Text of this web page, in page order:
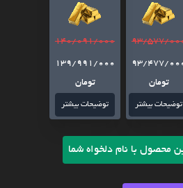
93/577/
93/477/
تومان
توضیحات بیشتر
140/091/000
139/991/000
تومان
توضیحات بیشتر
محصول با نام دلخواه شما